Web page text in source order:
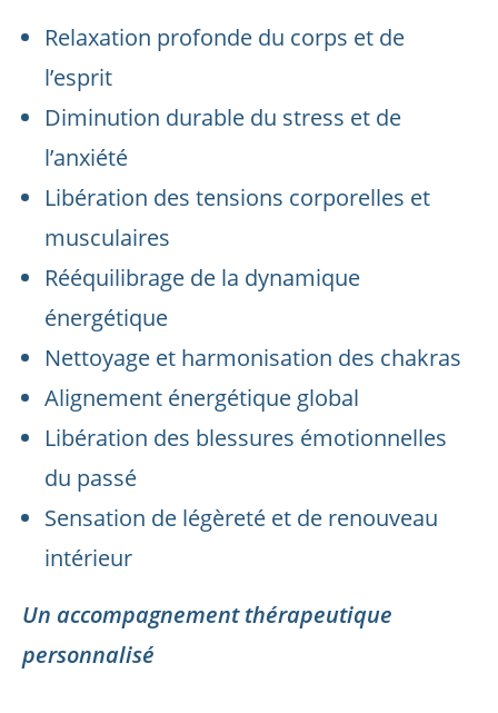
Relaxation profonde du corps et de
l’esprit
Diminution durable du stress et de
l’anxiété
Libération des tensions corporelles et
musculaires
Rééquilibrage de la dynamique
énergétique
Nettoyage et harmonisation des chakras
Alignement énergétique global
Libération des blessures émotionnelles
du passé
Sensation de légèreté et de renouveau
intérieur
Un accompagnement thérapeutique
personnalisé